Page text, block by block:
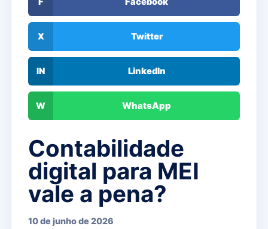
X Twitter
IN LinkedIn
W WhatsApp
Contabilidade
digital para MEI
vale a pena?
10 de junho de 2026